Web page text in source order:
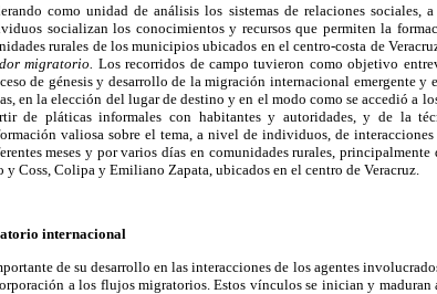
como unidad de análisis los sistemas de relaciones sociales,
socializan los conocimientos y recursos que permiten la
rurales de los municipios ubicados en el centro-costa de
migratorio. Los recorridos de campo tuvieron como objetivo
de génesis y desarrollo de la migración internacional emergente y
en la elección del lugar de destino y en el modo como se accedió a
de pláticas informales con habitantes y autoridades, y de la
valiosa sobre el tema, a nivel de individuos, de
meses y por varios días en comunidades rurales,
Coss, Colipa y Emiliano Zapata, ubicados en el centro de Veracruz.
internacional
de su desarrollo en las interacciones de los agentes
a los flujos migratorios. Estos vínculos se inician y maduran